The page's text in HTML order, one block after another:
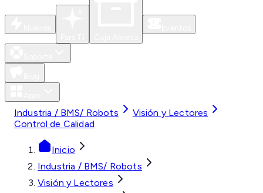
Industria / BMS/ Robots
Visión y Lectores
Control de Calidad
Inicio
Industria / BMS/ Robots
Visión y Lectores